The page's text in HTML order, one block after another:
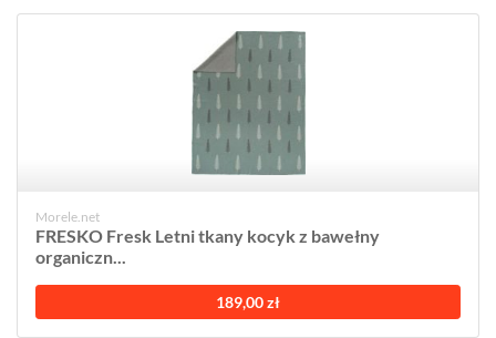
Morele.net
FRESKO Fresk Letni tkany kocyk z bawełny
organiczn...
189,00 zł